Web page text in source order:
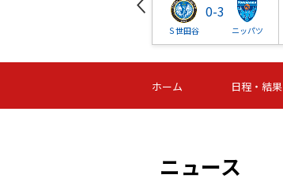
Ｓ世田谷
0-3
ニッパツ
-
第16節 09/05 (土) 15:00
ニッパツ
-
試合結果 次節
ホーム 日程・結果
ニュース